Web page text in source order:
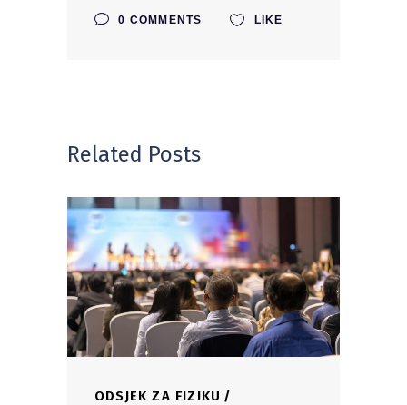
0 COMMENTS LIKE
Related Posts
ODSJEK ZA FIZIKU